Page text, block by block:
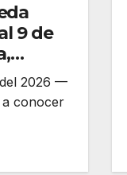
9 de
2026 —
a conocer